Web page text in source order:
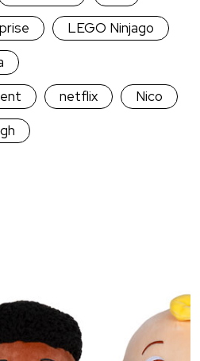
LEGO Ninjago
netflix
Nico